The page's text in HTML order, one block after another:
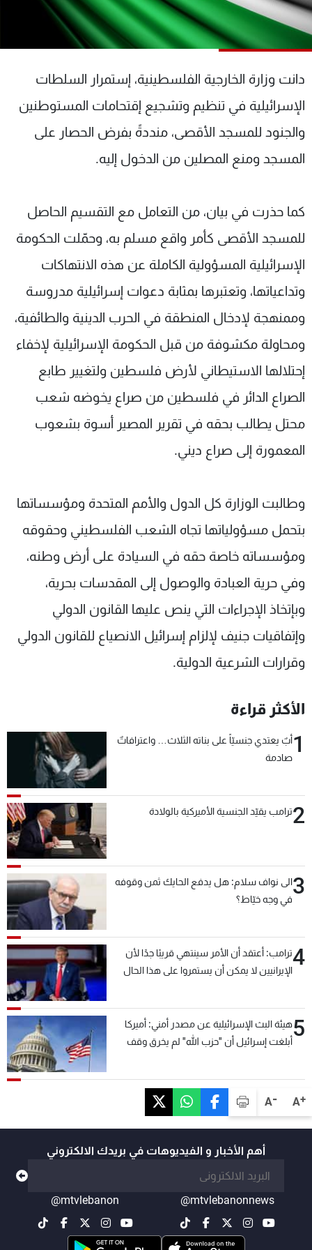
A+
A-
دانت وزارة الخارجية الفلسطينية، إستمرار السلطات
الإسرائيلية في تنظيم وتشجيع إقتحامات المستوطنين
والجنود للمسجد الأقصى، منددةً بفرض الحصار على
المسجد ومنع المصلين من الدخول إليه.
كما حذرت في بيان، من التعامل مع التقسيم الحاصل
للمسجد الأقصى كأمر واقع مسلم به، وحمّلت الحكومة
الإسرائيلية المسؤولية الكاملة عن هذه الانتهاكات
وتداعياتها، وتعتبرها بمثابة دعوات إسرائيلية مدروسة
وممنهجة لإدخال المنطقة في الحرب الدينية والطائفية،
ومحاولة مكشوفة من قبل الحكومة الإسرائيلية لإخفاء
إحتلالها الاستيطاني لأرض فلسطين ولتغيير طابع
الصراع الدائر في فلسطين من صراع يخوضه شعب
محتل يطالب بحقه في تقرير المصير أسوة بشعوب
المعمورة إلى صراع ديني.
وطالبت الوزارة كل الدول والأمم المتحدة ومؤسساتها
بتحمل مسؤولياتها تجاه الشعب الفلسطيني وحقوقه
ومؤسساته خاصة حقه في السيادة على أرض وطنه،
وفي حرية العبادة والوصول إلى المقدسات بحرية،
وبإتخاذ الإجراءات التي ينص عليها القانون الدولي
وإتفاقيات جنيف لإلزام إسرائيل الانصياع للقانون الدولي
وقرارات الشرعية الدولية.
الأكثر قراءة
1أبٌ يعتدي جنسيّاً على بناته الثلاث… واعترافاتٌ
صادمة
2ترامب يقيّد الجنسية الأميركية بالولادة
3الى نواف سلام: هل يدفع الحايك ثمن وقوفه
في وجه خيّاط؟
4ترامب: أعتقد أن الأمر سينتهي قريبًا جدًا لأن
الإيرانيين لا يمكن أن يستمروا على هذا الحال
5هيئة البث الإسرائيلية عن مصدر أمني: أميركا
أبلغت إسرائيل أن "حزب الله" لم يخرق وقف
أهم الأخبار و الفيديوهات في بريدك الالكتروني
@mtvlebanonnews
@mtvlebanon
شاهد البرامج
الترددات
عن MTV
لاعلاناتكم
وظائف
شروط الإسـتخدام
سياسة الخصوصية